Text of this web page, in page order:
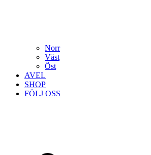
Norr
Väst
Öst
AVEL
SHOP
FÖLJ OSS